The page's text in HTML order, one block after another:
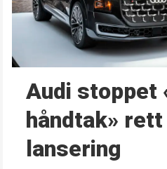
Audi stoppet
håndtak»
lansering